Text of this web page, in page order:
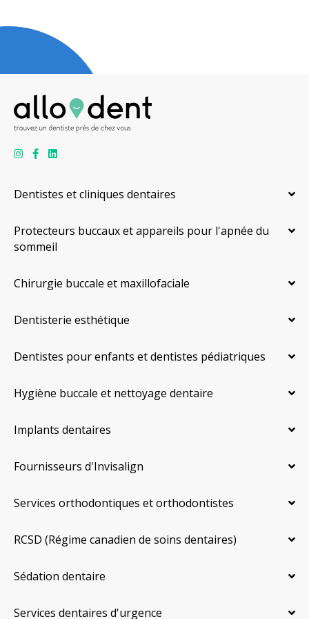
Dentistes et cliniques dentaires
Protecteurs buccaux et appareils pour l'apnée du
sommeil
Chirurgie buccale et maxillofaciale
Dentisterie esthétique
Dentistes pour enfants et dentistes pédiatriques
Hygiène buccale et nettoyage dentaire
Implants dentaires
Fournisseurs d'Invisalign
Services orthodontiques et orthodontistes
RCSD (Régime canadien de soins dentaires)
Sédation dentaire
Services dentaires d'urgence